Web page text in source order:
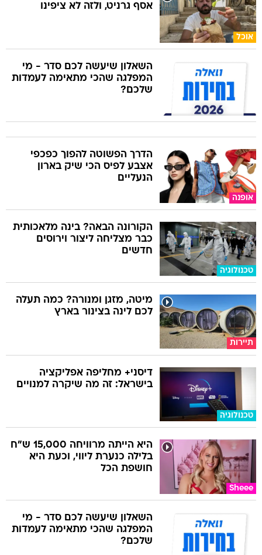
אוכל
אסף גרניט, ולזה לא ציפינו
השאלון שיעשה לכם סדר - מי
המפלגה שהכי מתאימה לעמדות
שלכם?
אופנה
הדרך הפשוטה להפוך כפכפי
אצבע לפיס הכי שיק בארון
הנעליים
טכנולוגיה
הקורונה הבאה? בינה מלאכותית
כבר מצליחה ליצור וירוסים
חדשים
תיירות
מיטה, מזגן ומנורה? כמה תעלה
לכם לינה בצינור בארץ
טכנולוגיה
דיסני+ מחליפה אפליקציה
בישראל: זה מה שיקרה למנויים
Sheee
היא הייתה מרוויחה 15,000 ש"ח
בלילה כנערת ליווי, וכעת היא
חושפת הכל
השאלון שיעשה לכם סדר - מי
המפלגה שהכי מתאימה לעמדות
שלכם?